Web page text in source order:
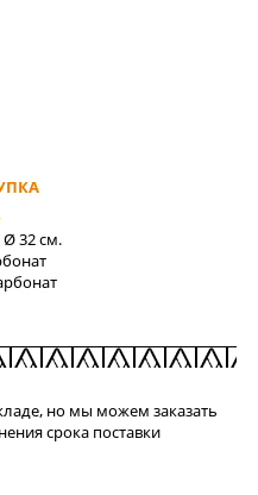
Ø 32 см.
но мы можем заказать
срока поставки